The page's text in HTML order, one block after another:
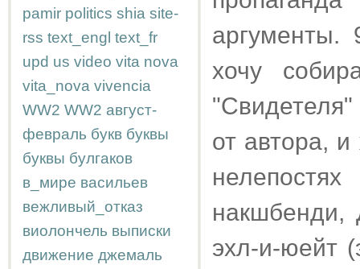
pamir politics shia site-
rss text_engl text_fr
upd us video vita nova
vita_nova vivencia
WW2 WW2 август-
февраль букв буквы
буквы булгаков
в_мире васильев
вежливый_отказ
виолончель выписки
движение джемаль
аргументы.
хочу
"Свидетеля"
от автора,
накшбенди,
эхл-и-юейт